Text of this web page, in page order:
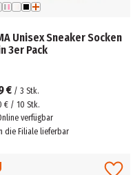
Unisex Sneaker Socken
3er Pack
€ / 3 Stk.
€ / 10 Stk.
verfügbar
die Filiale lieferbar